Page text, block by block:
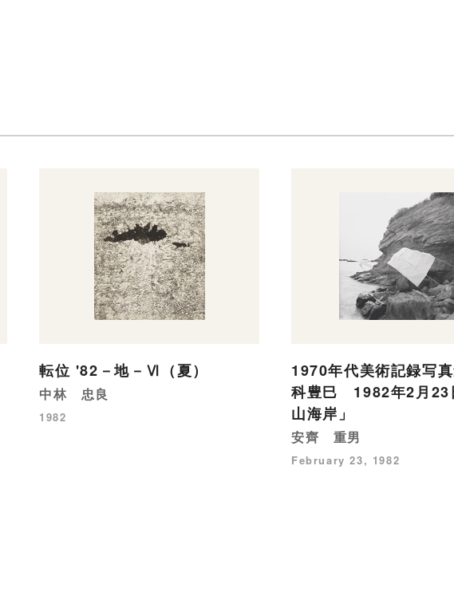
転位 '82－地－Ⅵ（夏）
中林 忠良
1982
1970年代美術記録写
科豊巳 1982年2月
山海岸」
安齊 重男
February 23, 1982